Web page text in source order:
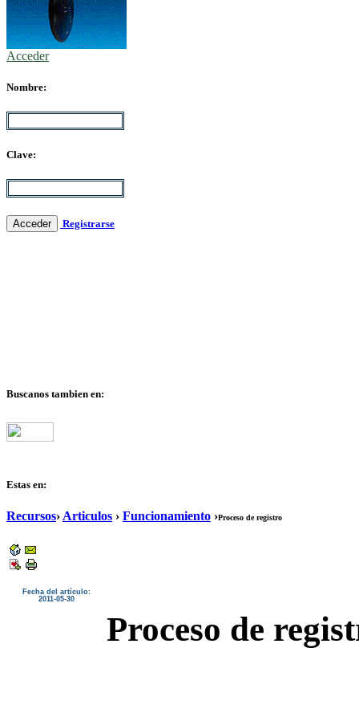
Acceder
Nombre:
Clave:
Registrarse
Buscanos tambien en:
Estas en:
Recursos› Articulos › Funcionamiento ›Proceso de registro
Fecha del artículo:
2011-05-30
Proceso de